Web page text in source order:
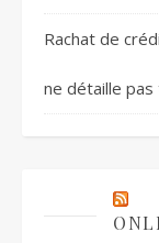
Rachat de
ne détaille